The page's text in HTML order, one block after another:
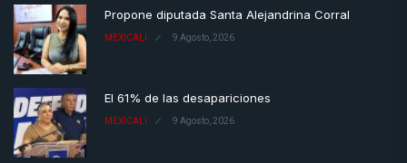
Propone diputada Santa Alejandrina Corral
MEXICALI 9 Agosto, 2026
El 61% de las desapariciones
MEXICALI 9 Agosto, 2026